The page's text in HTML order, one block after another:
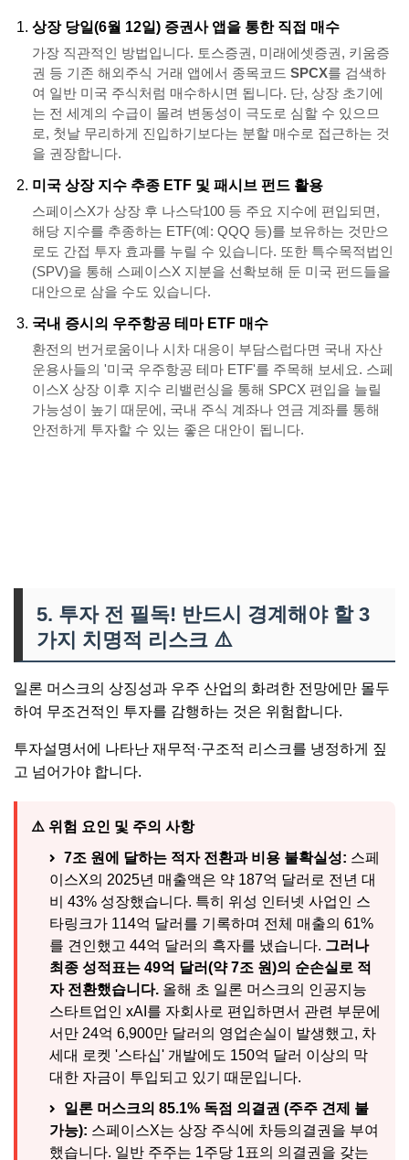
상장 당일(6월 12일) 증권사 앱을 통한 직접 매수
가장 직관적인 방법입니다. 토스증권, 미래에셋증권, 키움증
권 등 기존 해외주식 거래 앱에서 종목코드 SPCX를 검색하
여 일반 미국 주식처럼 매수하시면 됩니다. 단, 상장 초기에
는 전 세계의 수급이 몰려 변동성이 극도로 심할 수 있으므
로, 첫날 무리하게 진입하기보다는 분할 매수로 접근하는 것
을 권장합니다.
미국 상장 지수 추종 ETF 및 패시브 펀드 활용
스페이스X가 상장 후 나스닥100 등 주요 지수에 편입되면,
해당 지수를 추종하는 ETF(예: QQQ 등)를 보유하는 것만으
로도 간접 투자 효과를 누릴 수 있습니다. 또한 특수목적법인
(SPV)을 통해 스페이스X 지분을 선확보해 둔 미국 펀드들을
대안으로 삼을 수도 있습니다.
국내 증시의 우주항공 테마 ETF 매수
환전의 번거로움이나 시차 대응이 부담스럽다면 국내 자산
운용사들의 '미국 우주항공 테마 ETF'를 주목해 보세요. 스페
이스X 상장 이후 지수 리밸런싱을 통해 SPCX 편입을 늘릴
가능성이 높기 때문에, 국내 주식 계좌나 연금 계좌를 통해
안전하게 투자할 수 있는 좋은 대안이 됩니다.
5. 투자 전 필독! 반드시 경계해야 할 3
가지 치명적 리스크 ⚠️
일론 머스크의 상징성과 우주 산업의 화려한 전망에만 몰두
하여 무조건적인 투자를 감행하는 것은 위험합니다.
투자설명서에 나타난 재무적·구조적 리스크를 냉정하게 짚
고 넘어가야 합니다.
⚠️ 위험 요인 및 주의 사항
7조 원에 달하는 적자 전환과 비용 불확실성: 스페
이스X의 2025년 매출액은 약 187억 달러로 전년 대
비 43% 성장했습니다. 특히 위성 인터넷 사업인 스
타링크가 114억 달러를 기록하며 전체 매출의 61%
를 견인했고 44억 달러의 흑자를 냈습니다. 그러나
최종 성적표는 49억 달러(약 7조 원)의 순손실로 적
자 전환했습니다. 올해 초 일론 머스크의 인공지능
스타트업인 xAI를 자회사로 편입하면서 관련 부문에
서만 24억 6,900만 달러의 영업손실이 발생했고, 차
세대 로켓 '스타십' 개발에도 150억 달러 이상의 막
대한 자금이 투입되고 있기 때문입니다.
일론 머스크의 85.1% 독점 의결권 (주주 견제 불
가능): 스페이스X는 상장 주식에 차등의결권을 부여
했습니다. 일반 주주는 1주당 1표의 의결권을 갖는